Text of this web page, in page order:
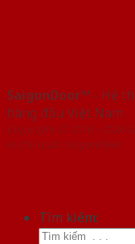
SaigonDoor™ - Hệ
hàng đầu Việt Nam
Copyright ⓒ 2016 – 2026
vị chủ quản SaigonDoor
Tìm kiếm: